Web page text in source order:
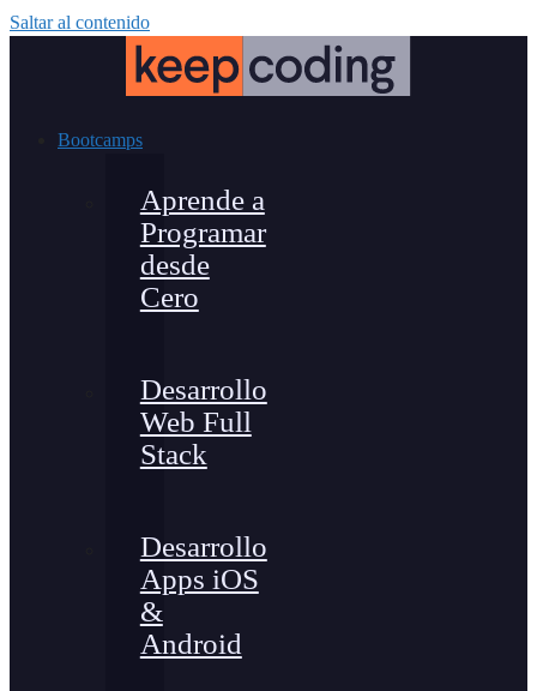
Saltar al contenido
Bootcamps
Aprende a
Programar
desde
Cero
Desarrollo
Web Full
Stack
Desarrollo
Apps iOS
&
Android